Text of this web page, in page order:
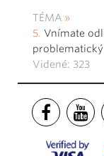
TÉMA
Vnímate
Videné: 323